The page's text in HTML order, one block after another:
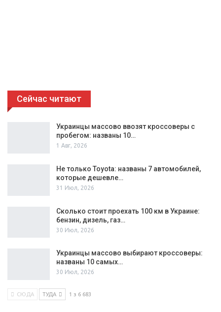
Сейчас читают
Украинцы массово ввозят кроссоверы с
пробегом: названы 10…
1 Авг, 2026
Не только Toyota: названы 7 автомобилей,
которые дешевле…
31 Июл, 2026
Сколько стоит проехать 100 км в Украине:
бензин, дизель, газ…
30 Июл, 2026
Украинцы массово выбирают кроссоверы:
названы 10 самых…
30 Июл, 2026
СЮДА ТУДА 1 з 6 683